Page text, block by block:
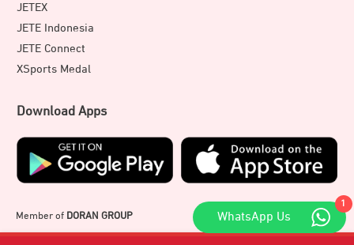
JETEX
JETE Indonesia
JETE Connect
XSports Medal
Download Apps
Member of DORAN GROUP
1
WhatsApp Us